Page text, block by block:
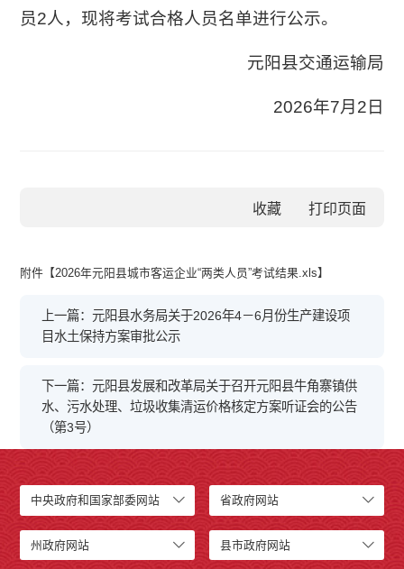
员2人，现将考试合格人员名单进行公示。
元阳县交通运输局
2026年7月2日
收藏
附件【2026年元阳县城市客运企业“两类人员”考试结果.xls】
上一篇：元阳县水务局关于2026年4－6月份生产建设项
目水土保持方案审批公示
下一篇：元阳县发展和改革局关于召开元阳县牛角寨镇供
水、污水处理、垃圾收集清运价格核定方案听证会的公告
（第3号）
中央政府和国家部委网站 省政府网站
州政府网站 县市政府网站